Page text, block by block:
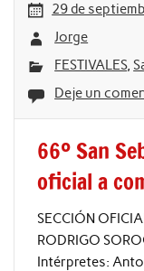
29 de
Jorge
FESTIVALES,
Deje un
66º San
oficial a
SECCIÓN
RODRIGO
Intérpretes: